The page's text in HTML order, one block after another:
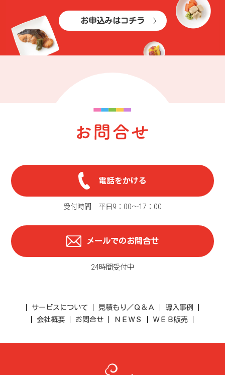
お申込みはコチラ
電話をかける
受付時間 平日9：00〜17：00
メールでのお問合せ
24時間受付中
サービスについて 見積もり／Ｑ＆Ａ
導入事例
会社概要
お問合せ ＮＥＷＳ ＷＥＢ販売